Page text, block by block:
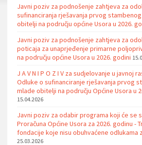
Javni poziv za podnošenje zahtjeva za
sufinanciranja rješavanja prvog
obitelji na području općine Usora u 2026.
Javni poziv za podnošenje zahtjeva za
poticaja za unaprjeđenje primarne
na području općine Usora u 2026. godini
J A V N I P O Z I V za sudjelovanje u javnoj
Odluke o sufinanciranje rješavanja prvog
mlade obitelji na području Općine Usora u
15.04.2026
Javni poziv za odabir programa koji će se
Proračuna Općine Usora za 2026. godinu -
fondacije koje nisu obuhvaćene odlukama
25.03.2026